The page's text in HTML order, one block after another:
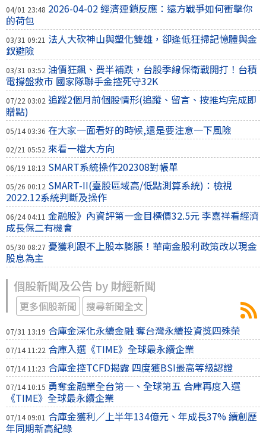
04/01 23:48 2026-04-02 經濟連鎖反應：遠方戰爭如何衝擊你
的荷包
03/31 09:21 法人大砍神山與塑化雙雄，卻逢低狂掃記憶體與金
釵避險
03/31 03:52 油價狂飆、費半補跌，台股季線保衛戰開打！台積
電撐盤救市 國家隊聯手金控死守32K
07/22 03:02 追蹤2個月前個股情形(追蹤、留言、按推均完成即
贈點)
05/14 03:36 在大家一面看好的時候,還是要注意一下風險
02/21 05:52 來看一檔大方向
06/19 18:13 SMART系統操作202308對帳單
05/26 00:12 SMART-II(臺股區域高/低點測算系統)：檢視
2022.12系統判斷及操作
06/24 04:11 金融股》內資評第一金目標價32.5元 李嘉祥看經濟
成長保二有機會
05/30 08:27 憂獲利跟不上股本膨脹！華南金股利政策改以現金
股息為主
個股新聞及公告 by 財經新聞
更多個股新聞 搜尋新聞全文
07/31 13:19 合庫金深化永續金融 奪台灣永續投資獎四殊榮
07/14 11:22 合庫入選《TIME》全球最永續企業
07/14 11:23 合庫金控TCFD揭露 四度獲BSI最高等級認證
07/14 10:15 勇奪金融業全台第一、全球第五 合庫再度入選
《TIME》全球最永續企業
07/14 09:01 合庫金獲利／上半年134億元、年成長37% 續創歷
年同期新高紀錄